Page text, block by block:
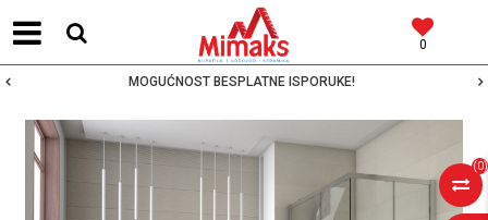
0
MOGUĆNOST BESPLATNE ISPORUKE!
(0)